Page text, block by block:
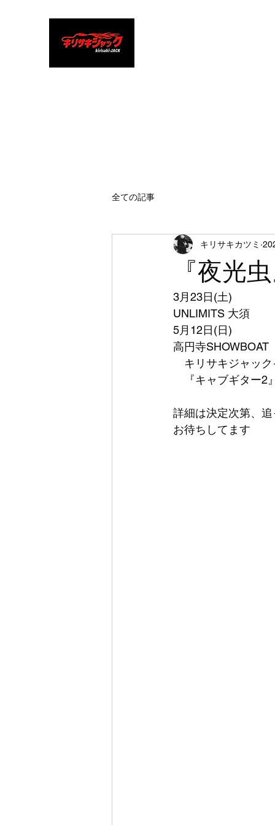
全ての記事
『夜光
キリサキカツミ
3月23日(土)
UNLIMITS 大須
5月12日(日)
高円寺SHOWBOAT
キリサキジャック
『キャブギター2
詳細は決定次第、
お待ちしてます